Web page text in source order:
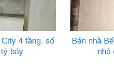
4 tầng, sổ
bảy
Bán nhà
nhà